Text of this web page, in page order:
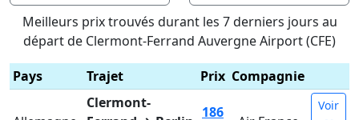
Meilleurs prix trouvés durant les 7 derniers jours au
départ de Clermont-Ferrand Auvergne Airport (CFE)
Pays
Trajet Prix Compagnie
Clermont-
186
Voir